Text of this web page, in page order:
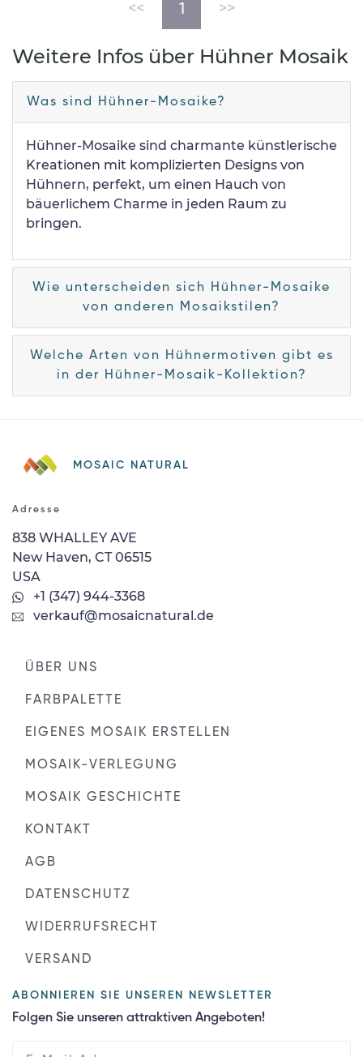
<< 1 (current)
>>
Weitere Infos über Hühner Mosaik
Was sind Hühner-Mosaike?
Hühner-Mosaike sind charmante künstlerische
Kreationen mit komplizierten Designs von
Hühnern, perfekt, um einen Hauch von
bäuerlichem Charme in jeden Raum zu
bringen.
Wie unterscheiden sich Hühner-Mosaike
von anderen Mosaikstilen?
Welche Arten von Hühnermotiven gibt es
in der Hühner-Mosaik-Kollektion?
MOSAIC NATURAL
Adresse
838 WHALLEY AVE
New Haven, CT 06515
USA
+1 (347) 944-3368
verkauf@mosaicnatural.de
ÜBER UNS
FARBPALETTE
EIGENES MOSAIK ERSTELLEN
MOSAIK-VERLEGUNG
MOSAIK GESCHICHTE
KONTAKT
AGB
DATENSCHUTZ
WIDERRUFSRECHT
VERSAND
ABONNIEREN SIE UNSEREN NEWSLETTER
Folgen Sie unseren attraktiven Angeboten!